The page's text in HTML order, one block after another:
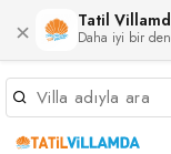
× Tatil
Daha iyi bir
Müsaitlik